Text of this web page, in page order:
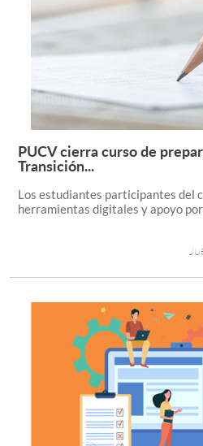
PUCV cierra curso de
Transición...
Los estudiantes participantes del
herramientas digitales y apoyo